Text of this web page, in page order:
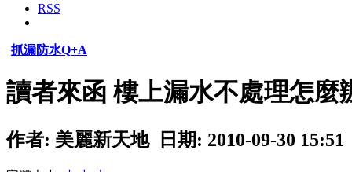
RSS
抓漏防水Q+A
讀者來函 樓上漏水不處理怎麼
作者: 美麗新天地 日期: 2010-09-30 15:51